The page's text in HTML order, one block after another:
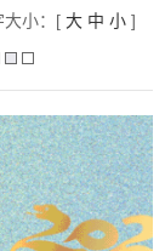
大小：[大 中 小 ]